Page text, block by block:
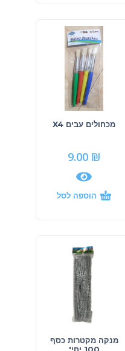
מכחולים עבים X4
9.00 ₪
הוספה לסל
מנקה מקטרות כסף